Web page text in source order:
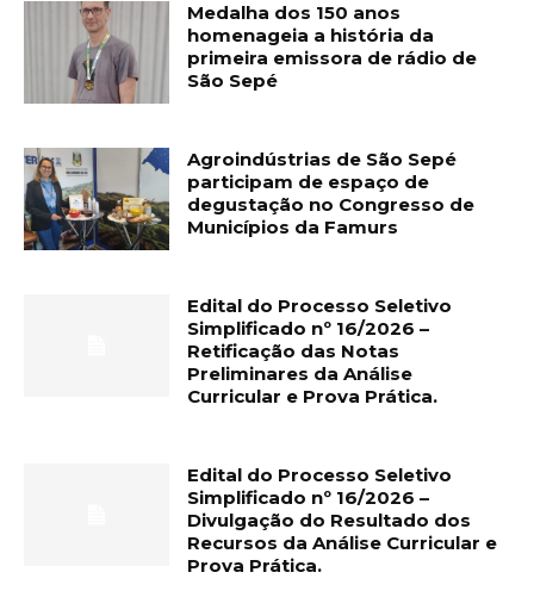
Medalha dos 150 anos
homenageia a história da
primeira emissora de rádio de
São Sepé
Agroindústrias de São Sepé
participam de espaço de
degustação no Congresso de
Municípios da Famurs
Edital do Processo Seletivo
Simplificado nº 16/2026 –
Retificação das Notas
Preliminares da Análise
Curricular e Prova Prática.
Edital do Processo Seletivo
Simplificado nº 16/2026 –
Divulgação do Resultado dos
Recursos da Análise Curricular e
Prova Prática.